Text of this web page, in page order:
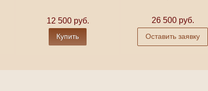
12 500 руб.
Купить
26 500 руб.
Оставить заявку